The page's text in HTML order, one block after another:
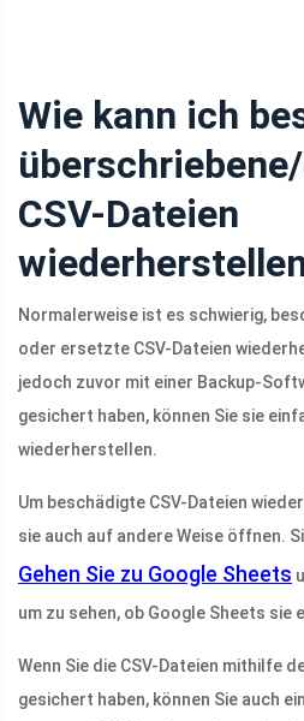
Wie kann ich
CSV-Dateien
Normalerweise ist es schwierig,
oder ersetzte CSV-Dateien
jedoch zuvor mit einer Backup-
gesichert haben, können Sie sie
wiederherstellen.
Um beschädigte CSV-Dateien
sie auch auf andere Weise öffnen.
Gehen Sie zu Google Sheets
um zu sehen, ob Google Sheets
Wenn Sie die CSV-Dateien mithilfe
gesichert haben, können Sie auch